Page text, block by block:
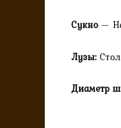
Сукно —
Лузы:
Диаметр